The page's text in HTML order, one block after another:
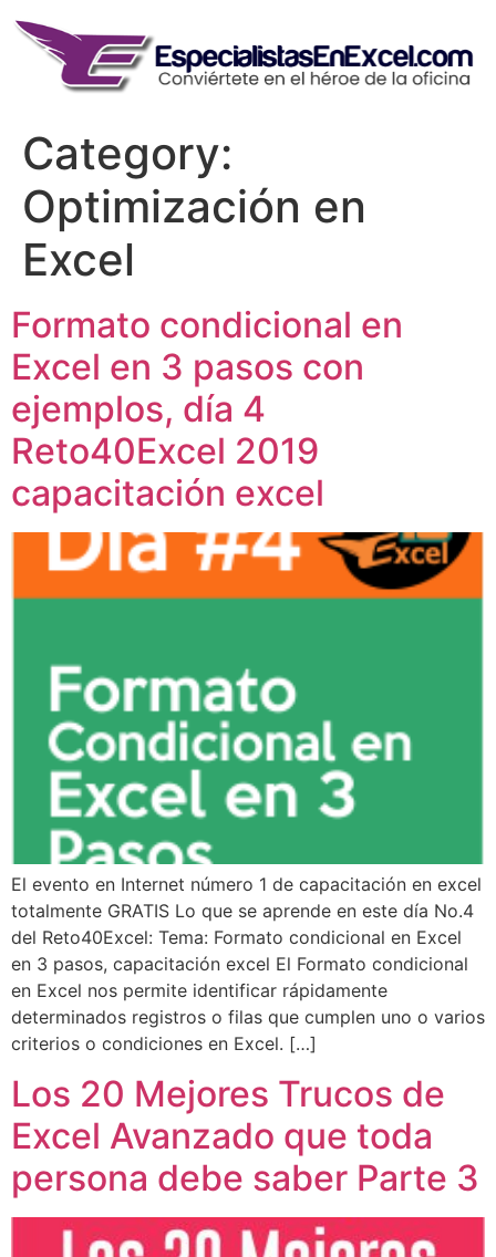
content
Category:
Optimización en
Excel
Formato condicional en
Excel en 3 pasos con
ejemplos, día 4
Reto40Excel 2019
capacitación excel
El evento en Internet número 1 de capacitación en excel
totalmente GRATIS Lo que se aprende en este día No.4
del Reto40Excel: Tema: Formato condicional en Excel
en 3 pasos, capacitación excel El Formato condicional
en Excel nos permite identificar rápidamente
determinados registros o filas que cumplen uno o varios
criterios o condiciones en Excel. […]
Los 20 Mejores Trucos de
Excel Avanzado que toda
persona debe saber Parte 3